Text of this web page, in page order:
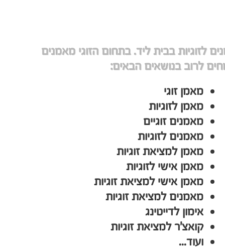
לזוגיות בבית ליד. בתחום הזוגי מאמנים
לרוב בנושאים הבאים:
מאמן זוגי
מאמן לזוגיות
מאמנים זוגיים
מאמנים לזוגיות
מאמן למציאת זוגיות
מאמן אישי לזוגיות
מאמן אישי למציאת זוגיות
מאמנים למציאת זוגיות
אימון לדייטינג
קואצ'ר למציאת זוגיות
ועוד...